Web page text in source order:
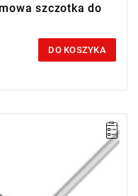
szczotka do
DO KOSZYKA